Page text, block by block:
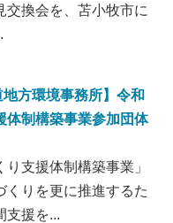
交換会を、苫小牧市に
地方環境事務所】令和
体制構築事業参加団体
り支援体制構築事業」
くりを更に推進するた
支援を...